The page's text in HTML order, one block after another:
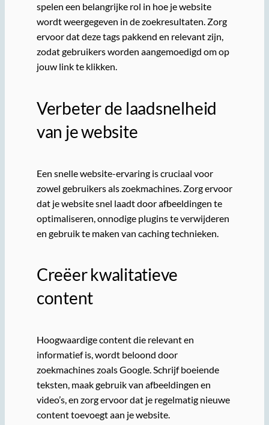
spelen een belangrijke rol in hoe je website
wordt weergegeven in de zoekresultaten. Zorg
ervoor dat deze tags pakkend en relevant zijn,
zodat gebruikers worden aangemoedigd om op
jouw link te klikken.
Verbeter de laadsnelheid
van je website
Een snelle website-ervaring is cruciaal voor
zowel gebruikers als zoekmachines. Zorg ervoor
dat je website snel laadt door afbeeldingen te
optimaliseren, onnodige plugins te verwijderen
en gebruik te maken van caching technieken.
Creëer kwalitatieve
content
Hoogwaardige content die relevant en
informatief is, wordt beloond door
zoekmachines zoals Google. Schrijf boeiende
teksten, maak gebruik van afbeeldingen en
video’s, en zorg ervoor dat je regelmatig nieuwe
content toevoegt aan je website.